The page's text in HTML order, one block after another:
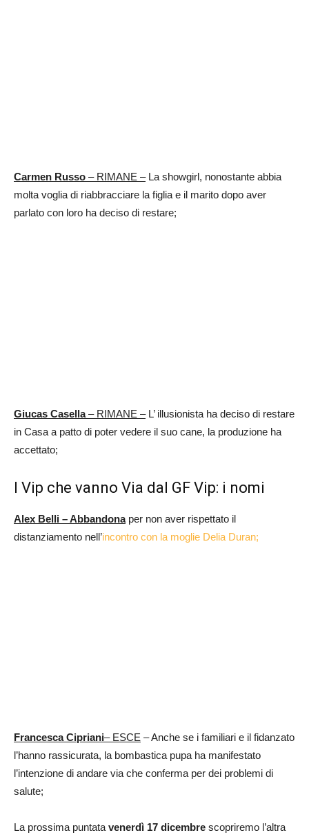
Carmen Russo – RIMANE –La showgirl, nonostante abbia
molta voglia di riabbracciare la figlia e il marito dopo aver
parlato con loro ha deciso di restare;
Giucas Casella– RIMANE –L’ illusionista ha deciso di restare
in Casa a patto di poter vedere il suo cane, la produzione ha
accettato;
I Vip che vanno Via dal GF Vip: i nomi
Alex Belli – Abbandona per non aver rispettato il
distanziamento nell’incontro con la moglie Delia Duran;
Francesca Cipriani– ESCE – Anche se i familiari e il fidanzato
l’hanno rassicurata, la bombastica pupa ha manifestato
l’intenzione di andare via che conferma per dei problemi di
salute;
La prossima puntata venerdì 17 dicembre scopriremo l’altra